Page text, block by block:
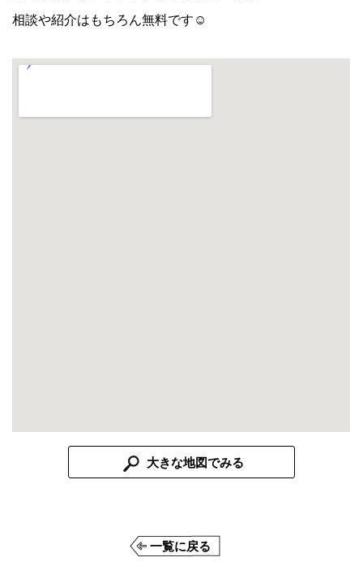
相談や紹介はもちろん無料です☺︎
大きな地図でみる
一覧に戻る